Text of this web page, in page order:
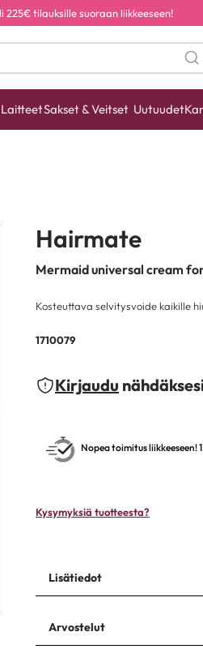
225€ tilauksille suoraan liikkeeseen!
LaitteetSakset & Veitset Uutuudet
Hairmate
Mermaid universal cream
Kosteuttava selvitysvoide kaikille
1710079
Kirjaudu
Nopea toimitus liikkeeseen!
Kysymyksiä tuotteesta?
Lisätiedot
Arvostelut